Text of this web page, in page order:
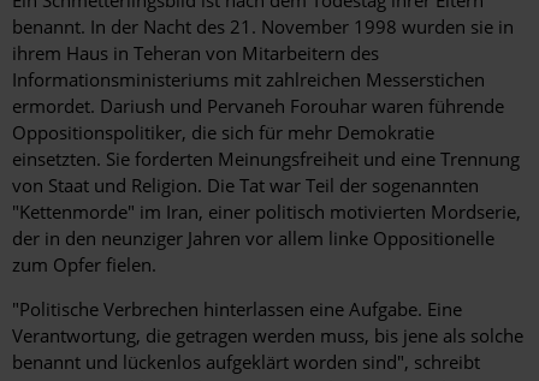
benannt. In der Nacht des 21. November 1998 wurden sie in
ihrem Haus in Teheran von Mitarbeitern des
Informationsministeriums mit zahlreichen Messerstichen
ermordet. Dariush und Pervaneh Forouhar waren führende
Oppositionspolitiker, die sich für mehr Demokratie
einsetzten. Sie forderten Meinungsfreiheit und eine Trennung
von Staat und Religion. Die Tat war Teil der sogenannten
"Kettenmorde" im Iran, einer politisch motivierten Mordserie,
der in den neunziger Jahren vor allem linke Oppositionelle
zum Opfer fielen.
"Politische Verbrechen hinterlassen eine Aufgabe. Eine
Verantwortung, die getragen werden muss, bis jene als solche
benannt und lückenlos aufgeklärt worden sind", schreibt